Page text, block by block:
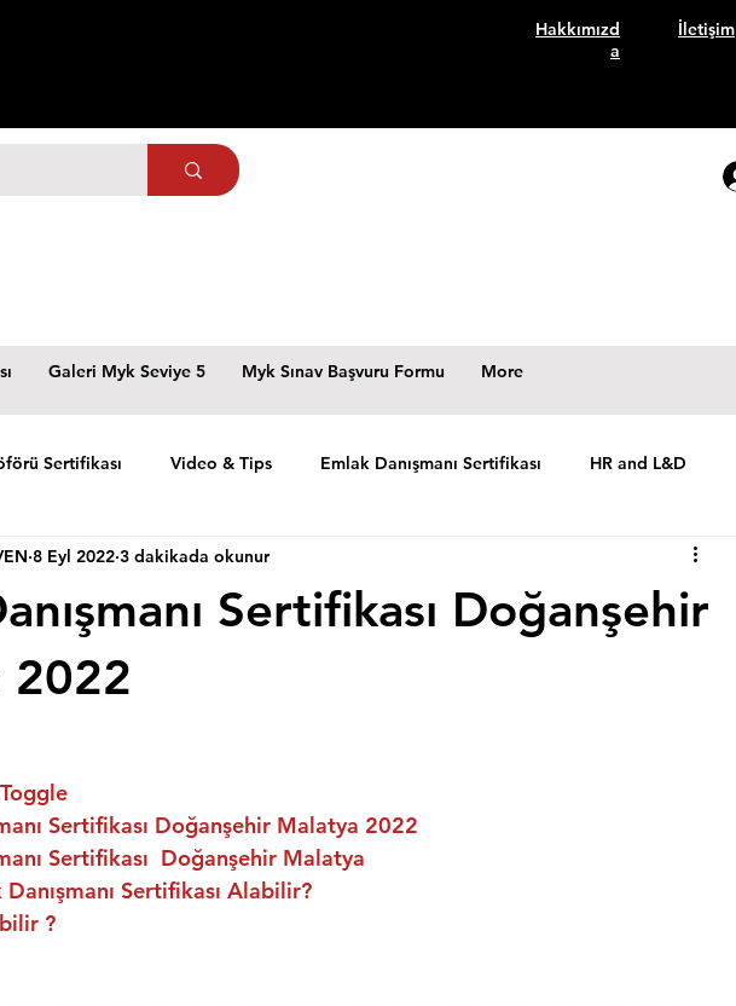
Hakkımızd
a
İletişim
Galeri Myk Seviye 5 Myk Sınav Başvuru Formu More
Sertifikası Video & Tips Emlak Danışmanı Sertifikası HR and L&D
Sertifikası Doğanşehir
2022
8 Eyl 2022 3 dakikada okunur
Toggle
Sertifikası Doğanşehir Malatya 2022
Sertifikası  Doğanşehir Malatya
Sertifikası Alabilir?
?